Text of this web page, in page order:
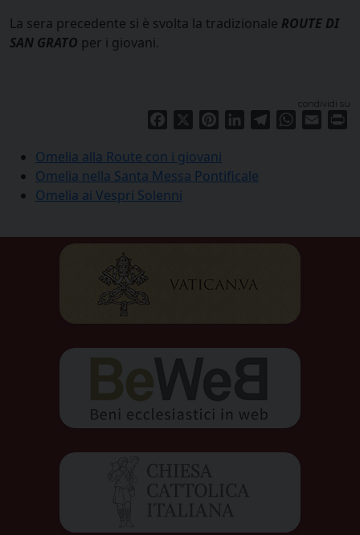
La sera precedente si è svolta la tradizionale ROUTE DI
SAN GRATO per i giovani.
condividi su
Facebook PinterestLinkedInTelegramWhatsApp
Email
Omelia alla Route con i giovani
Omelia nella Santa Messa Pontificale
Omelia ai Vespri Solenni